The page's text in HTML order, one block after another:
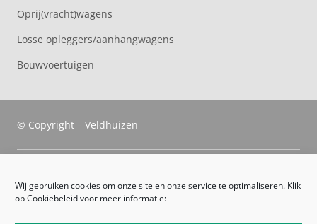
Wij gebruiken cookies om onze site en onze service te optimaliseren. Klik
op Cookiebeleid voor meer informatie:
Oprij(vracht)wagens
Losse opleggers/aanhangwagens
Bouwvoertuigen
© Copyright – Veldhuizen
Veldhuizen Trucks
Route